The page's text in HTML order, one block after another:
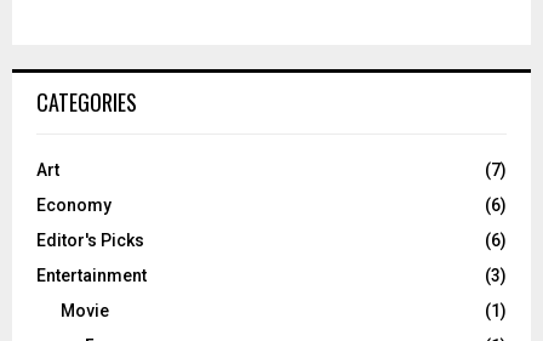
CATEGORIES
Art
(7)
Economy
(6)
Editor's Picks
(6)
Entertainment
(3)
Movie
(1)